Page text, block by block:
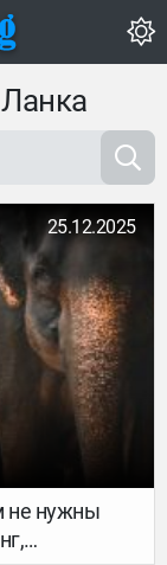
25.12.2025
не нужны